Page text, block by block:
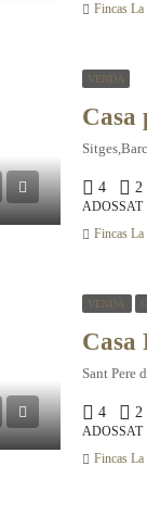
Fincas
VENDA
4 2
ADOSSAT
Fincas
VENDA
Sant Pere
4 2
ADOSSAT
Fincas